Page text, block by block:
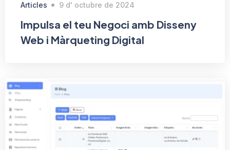
Articles 9 d' octubre de 2024
Impulsa el teu Negoci amb Disseny
Web i Màrqueting Digital